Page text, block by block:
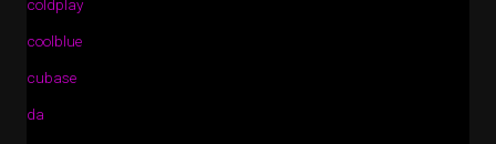
coldplay
coolblue
cubase
da